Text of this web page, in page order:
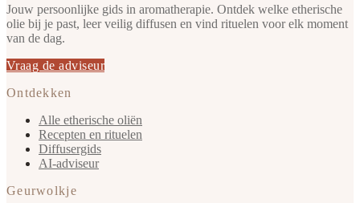
Jouw persoonlijke gids in aromatherapie. Ontdek welke etherische
olie bij je past, leer veilig diffusen en vind rituelen voor elk moment
van de dag.
Vraag de adviseur
Ontdekken
Alle etherische oliën
Recepten en rituelen
Diffusergids
AI-adviseur
Geurwolkje